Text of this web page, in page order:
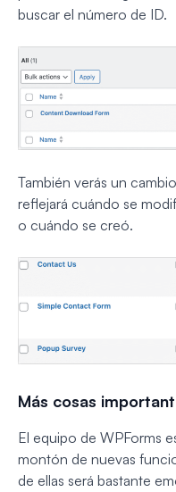
buscar el número de ID.
También verás un
reflejará cuándo se
o cuándo se creó.
Más cosas
El equipo de WPForms
montón de nuevas
de ellas será bastante